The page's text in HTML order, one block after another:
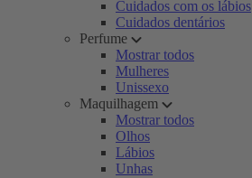
Cuidados com os lábios
Cuidados dentários
Perfume
Mostrar todos
Mulheres
Unissexo
Maquilhagem
Mostrar todos
Olhos
Lábios
Unhas